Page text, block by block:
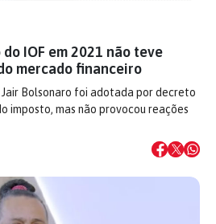
IOF em 2021 não teve
mercado financeiro
Bolsonaro foi adotada por decreto
imposto, mas não provocou reações